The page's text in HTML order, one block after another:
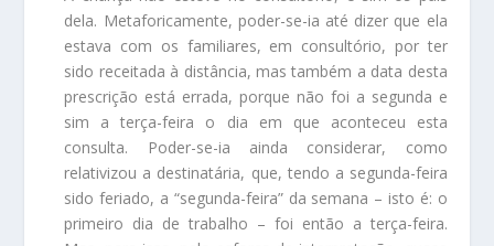
dela. Metaforicamente, poder-se-ia até dizer que ela
estava com os familiares, em consultório, por ter
sido receitada à distância, mas também a data desta
prescrição está errada, porque não foi a segunda e
sim a terça-feira o dia em que aconteceu esta
consulta. Poder-se-ia ainda considerar, como
relativizou a destinatária, que, tendo a segunda-feira
sido feriado, a “segunda-feira” da semana – isto é: o
primeiro dia de trabalho – foi então a terça-feira.